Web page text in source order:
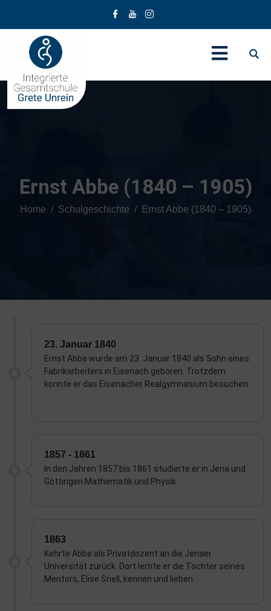
Ernst Abbe (1840 – 1905)
Home Schulgeschichte Ernst Abbe (1840 – 1905)
23. Januar 1840
Ernst Abbe wurde am 23. Januar 1840 als Sohn eines
Fabrikarbeiters in Eisenach geboren. Trotzdem
konnte er das Eisenacher Realgymnasium besuchen.
1857 - 1861
In den Jahren 1857 bis 1861 studierte er in Jena und
Göttingen Mathematik und Physik.
1863
Kehrte Abbe als Privatdozent an die Jenaer
Universität zurück. Dort lernte er die Tochter seines
Mentors, Elise Snell, kennen und lieben.